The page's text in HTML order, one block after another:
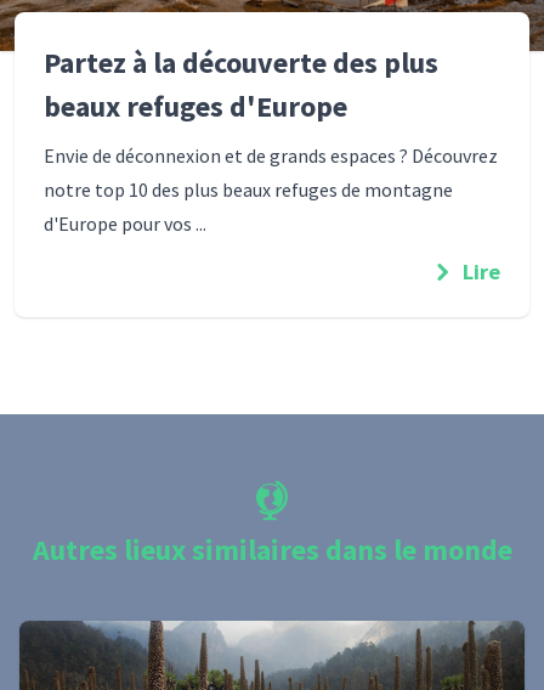
Partez à la découverte des plus
beaux refuges d'Europe
Envie de déconnexion et de grands espaces ? Découvrez
notre top 10 des plus beaux refuges de montagne
d'Europe pour vos ...
Lire
Autres lieux similaires dans le monde